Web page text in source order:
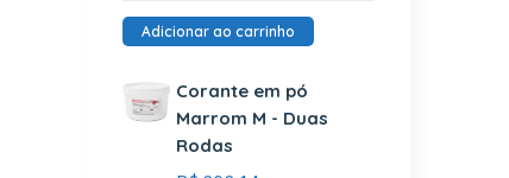
Adicionar ao carrinho
Corante em pó
Marrom M - Duas
Rodas